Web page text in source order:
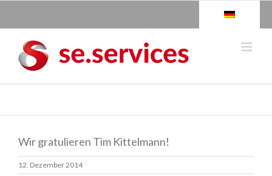
Wir gratulieren Tim Kittelmann!
12. Dezember 2014